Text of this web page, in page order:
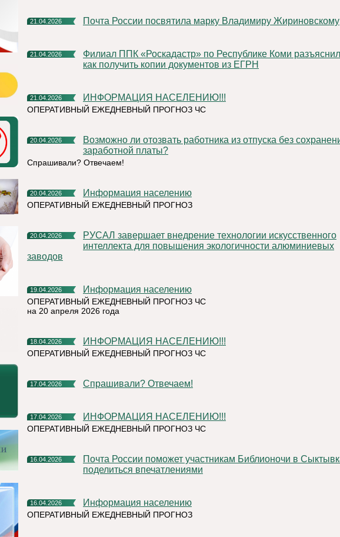
21.04.2026 Почта России посвятила марку Владимиру Жириновскому
21.04.2026
Филиал ППК «Роскадастр» по Республике Коми разъяснил,
как получить копии документов из ЕГРН
21.04.2026 ИНФОРМАЦИЯ НАСЕЛЕНИЮ!!!
ОПЕРАТИВНЫЙ ЕЖЕДНЕВНЫЙ ПРОГНОЗ ЧС
20.04.2026
Возможно ли отозвать работника из отпуска без сохранения
заработной платы?
Спрашивали? Отвечаем!
20.04.2026 Информация населению
ОПЕРАТИВНЫЙ ЕЖЕДНЕВНЫЙ ПРОГНОЗ
20.04.2026
РУСАЛ завершает внедрение технологии искусственного
интеллекта для повышения экологичности алюминиевых
заводов
19.04.2026 Информация населению
ОПЕРАТИВНЫЙ ЕЖЕДНЕВНЫЙ ПРОГНОЗ ЧС
на 20 апреля 2026 года
18.04.2026 ИНФОРМАЦИЯ НАСЕЛЕНИЮ!!!
ОПЕРАТИВНЫЙ ЕЖЕДНЕВНЫЙ ПРОГНОЗ ЧС
17.04.2026 Спрашивали? Отвечаем!
17.04.2026 ИНФОРМАЦИЯ НАСЕЛЕНИЮ!!!
ОПЕРАТИВНЫЙ ЕЖЕДНЕВНЫЙ ПРОГНОЗ ЧС
16.04.2026
Почта России поможет участникам Библионочи в Сыктывкаре
поделиться впечатлениями
16.04.2026 Информация населению
ОПЕРАТИВНЫЙ ЕЖЕДНЕВНЫЙ ПРОГНОЗ